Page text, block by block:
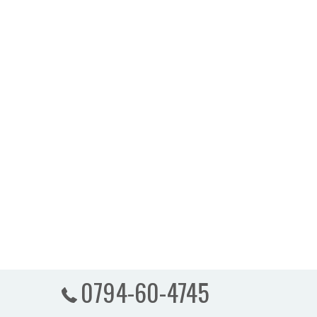
0794-60-4745